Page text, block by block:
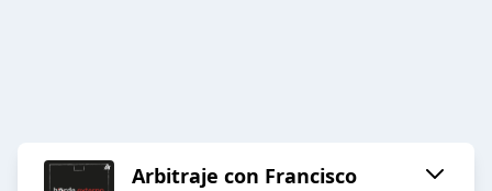
Arbitraje con Francisco